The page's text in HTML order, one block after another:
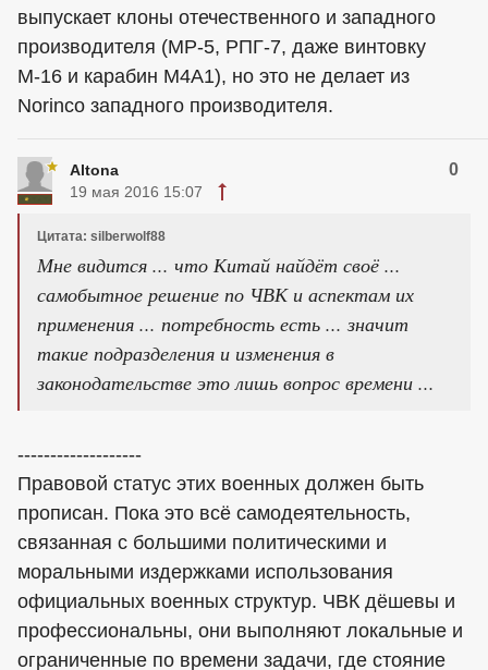
выпускает клоны отечественного и западного
производителя (MP-5, РПГ-7, даже винтовку
М-16 и карабин М4А1), но это не делает из
Norinco западного производителя.
Altona 0
19 мая 2016 15:07
Цитата: silberwolf88
Мне видится ... что Китай найдёт своё ...
самобытное решение по ЧВК и аспектам их
применения ... потребность есть ... значит
такие подразделения и изменения в
законодательстве это лишь вопрос времени ...
-------------------
Правовой статус этих военных должен быть
прописан. Пока это всё самодеятельность,
связанная с большими политическими и
моральными издержками использования
официальных военных структур. ЧВК дёшевы и
профессиональны, они выполняют локальные и
ограниченные по времени задачи, где стояние